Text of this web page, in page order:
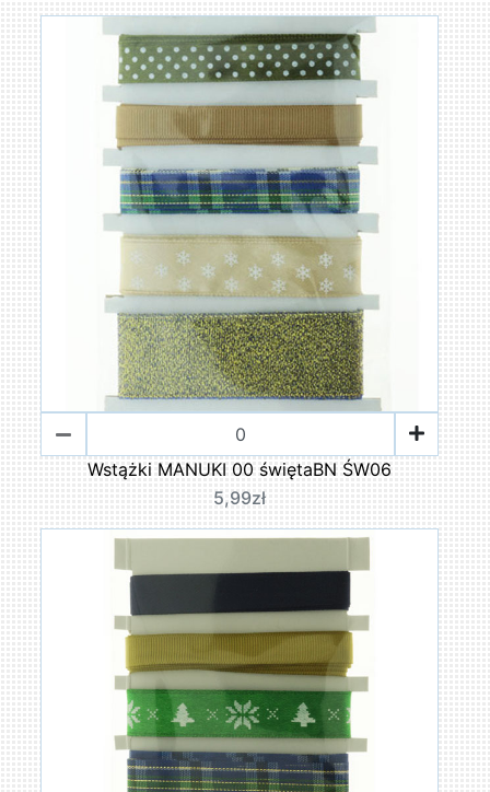
Wstążki MANUKI 00 świętaBN ŚW06
5,99zł